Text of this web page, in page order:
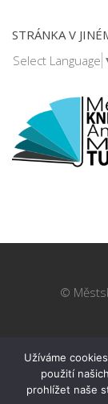
STRÁNKA V
Select Language
©
Užíváme
použití
prohlížet naše